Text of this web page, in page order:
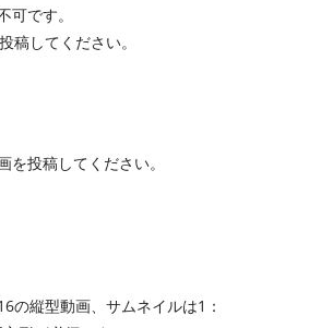
可です。
稿してください。
を投稿してください。
の縦型動画、サムネイルは1：